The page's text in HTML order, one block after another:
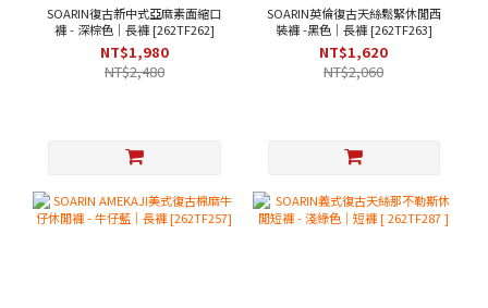
SOARIN復古新中式亞麻素面縮口
褲 - 深棕色｜長褲 [262TF262]
NT$1,980
NT$2,480
SOARIN英倫復古天絲鬆緊休閒西
裝褲 -黑色｜長褲 [262TF263]
NT$1,620
NT$2,060